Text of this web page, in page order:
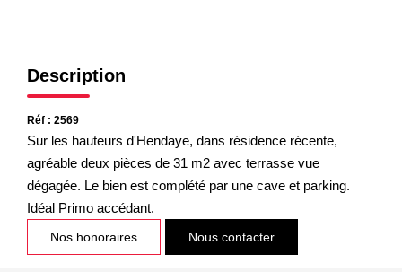
Description
Réf : 2569
Sur les hauteurs d'Hendaye, dans résidence récente,
agréable deux pièces de 31 m2 avec terrasse vue
dégagée. Le bien est complété par une cave et parking.
Idéal Primo accédant.
Nos honoraires Nous contacter